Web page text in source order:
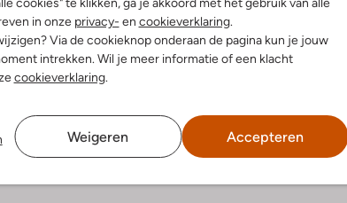
in onze privacy- en cookieverklaring.
Via de cookieknop onderaan de pagina kun je jouw
intrekken. Wil je meer informatie of een klacht
cookieverklaring.
Weigeren Accepteren
& retourneren